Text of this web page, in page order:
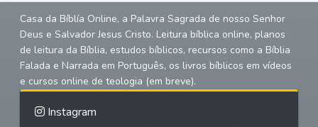
Casa da Bíblía Online, a Palavra Sagrada de nosso Senhor
Deus e Salvador Jesus Cristo. Leitura bíblica online, planos
de leitura da Bíblia, estudos bíblicos, recursos como a Bíblia
Falada e Narrada em Português, os livros bíblicos em vídeos
e cursos online de teologia (em breve).
Instagram